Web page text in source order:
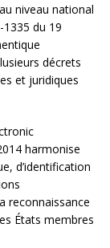
niveau national
1335 du 19
décrets
et juridiques
harmonise
d’identification
reconnaissance
États membres